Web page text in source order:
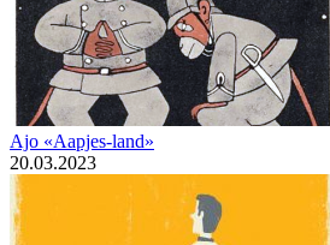
Ajo «Aapjes-land»
20.03.2023